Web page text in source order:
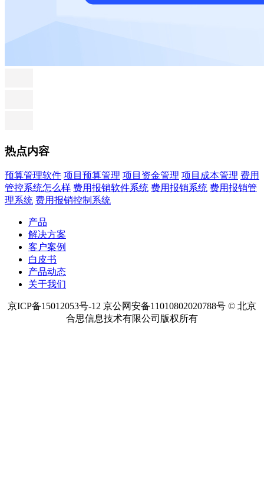
热点内容
预算管理软件 项目预算管理 项目资金管理 项目成本管理 费用
管控系统怎么样 费用报销软件系统 费用报销系统 费用报销管
理系统 费用报销控制系统
产品
解决方案
客户案例
白皮书
产品动态
关于我们
京ICP备15012053号-12 京公网安备11010802020788号 © 北京
合思信息技术有限公司版权所有